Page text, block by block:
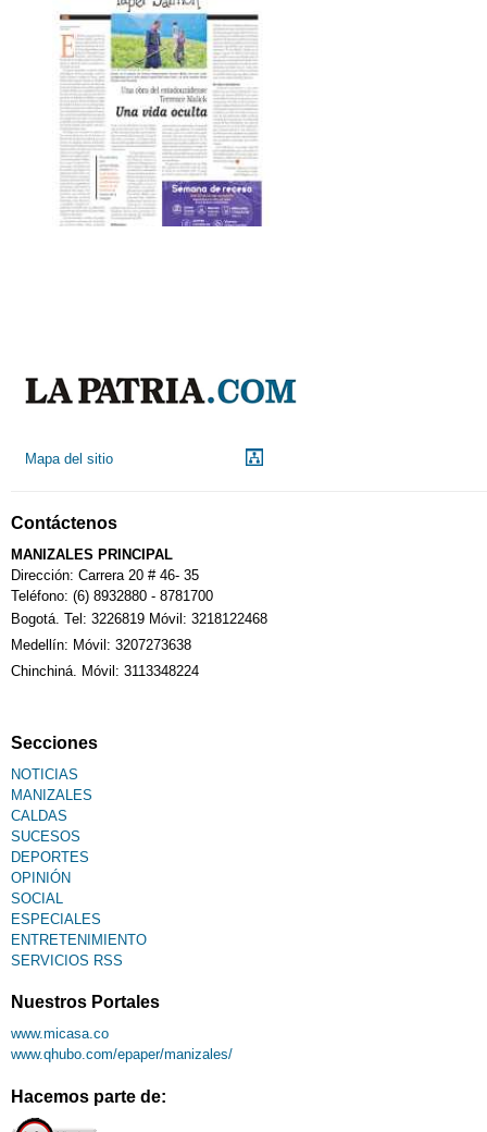
Mapa del sitio
Contáctenos
MANIZALES PRINCIPAL
Dirección: Carrera 20 # 46- 35
Teléfono: (6) 8932880 - 8781700
Bogotá. Tel: 3226819 Móvil: 3218122468
Medellín: Móvil: 3207273638
Chinchiná. Móvil: 3113348224
Secciones
NOTICIAS
MANIZALES
CALDAS
SUCESOS
DEPORTES
OPINIÓN
SOCIAL
ESPECIALES
ENTRETENIMIENTO
SERVICIOS RSS
Nuestros Portales
www.micasa.co
www.qhubo.com/epaper/manizales/
Hacemos parte de: